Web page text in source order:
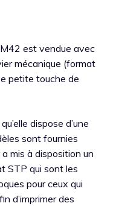
est vendue avec
mécanique (format
petite touche de
dispose d’une
sont fournies
mis à disposition un
STP qui sont les
pour ceux qui
d’imprimer des